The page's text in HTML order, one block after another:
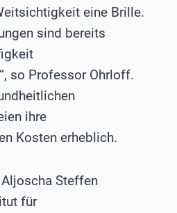
eine Brille.
sind bereits
so Professor Ohrloff.
ihre
Kosten erheblich.
Steffen
für